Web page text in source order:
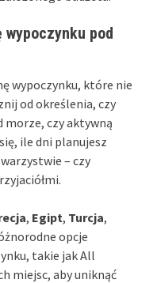
pod
wypoczynku, które nie
od określenia, czy
morze, czy aktywną
ile dni planujesz
– czy
, Egipt, Turcja,
opcje
takie jak All
miejsc, aby uniknąć